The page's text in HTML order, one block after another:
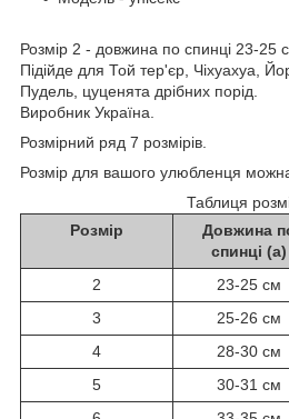
Розмір 2 - довжина по спинці 23-25
Підійде для Той тер'єр, Чіхуахуа,
Пудель, цуценята дрібних порід.
Виробник Україна.
Розмірний ряд 7 розмірів.
Розмір для вашого улюбленця
Таблиця
Розмір
Довжина
спинці (a)
2 23-25 см
3
25-26 см
4
28-30 см
5
30-31 см